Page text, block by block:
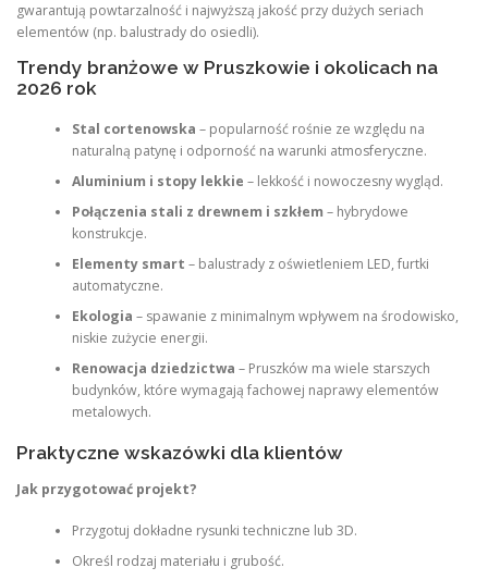
gwarantują powtarzalność i najwyższą jakość przy dużych seriach
elementów (np. balustrady do osiedli).
Trendy branżowe w Pruszkowie i okolicach na
2026 rok
Stal cortenowska – popularność rośnie ze względu na
naturalną patynę i odporność na warunki atmosferyczne.
Aluminium i stopy lekkie – lekkość i nowoczesny wygląd.
Połączenia stali z drewnem i szkłem – hybrydowe
konstrukcje.
Elementy smart – balustrady z oświetleniem LED, furtki
automatyczne.
Ekologia – spawanie z minimalnym wpływem na środowisko,
niskie zużycie energii.
Renowacja dziedzictwa – Pruszków ma wiele starszych
budynków, które wymagają fachowej naprawy elementów
metalowych.
Praktyczne wskazówki dla klientów
Jak przygotować projekt?
Przygotuj dokładne rysunki techniczne lub 3D.
Określ rodzaj materiału i grubość.